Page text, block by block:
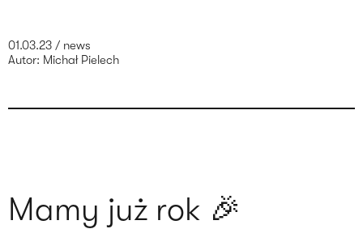
01.03.23 / news
Autor: Michał Pielech
Mamy już rok 🎉